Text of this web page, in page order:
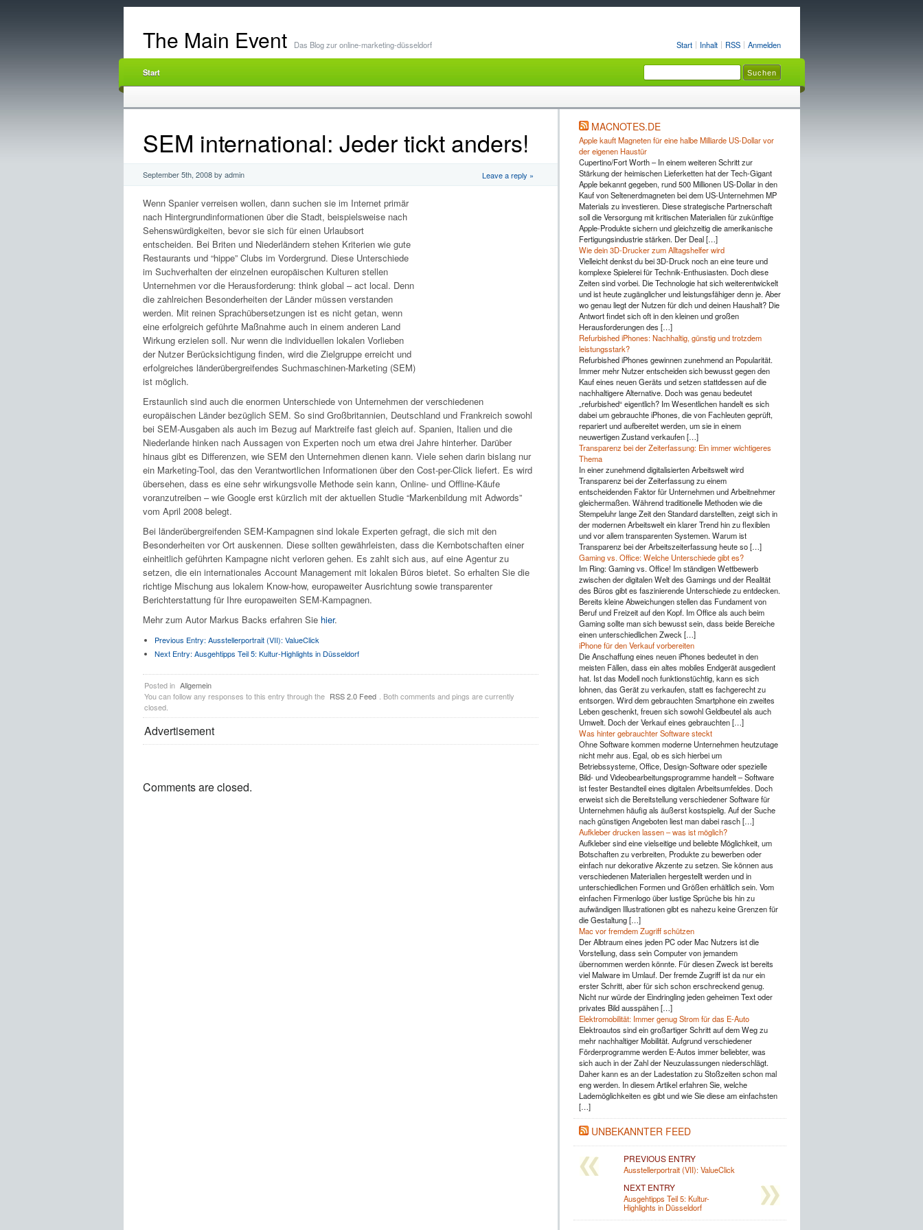
Start Inhalt RSS Anmelden
The Main Event Das Blog zur online-marketing-düsseldorf
Start
SEM international: Jeder tickt anders!
September 5th, 2008 by admin Leave a reply »
Wenn Spanier verreisen wollen, dann suchen sie im Internet primär
nach Hintergrundinformationen über die Stadt, beispielsweise nach
Sehenswürdigkeiten, bevor sie sich für einen Urlaubsort
entscheiden. Bei Briten und Niederländern stehen Kriterien wie gute
Restaurants und “hippe” Clubs im Vordergrund. Diese Unterschiede
im Suchverhalten der einzelnen europäischen Kulturen stellen
Unternehmen vor die Herausforderung: think global – act local. Denn
die zahlreichen Besonderheiten der Länder müssen verstanden
werden. Mit reinen Sprachübersetzungen ist es nicht getan, wenn
eine erfolgreich geführte Maßnahme auch in einem anderen Land
Wirkung erzielen soll. Nur wenn die individuellen lokalen Vorlieben
der Nutzer Berücksichtigung finden, wird die Zielgruppe erreicht und
erfolgreiches länderübergreifendes Suchmaschinen-Marketing (SEM)
ist möglich.
Erstaunlich sind auch die enormen Unterschiede von Unternehmen der verschiedenen
europäischen Länder bezüglich SEM. So sind Großbritannien, Deutschland und Frankreich sowohl
bei SEM-Ausgaben als auch im Bezug auf Marktreife fast gleich auf. Spanien, Italien und die
Niederlande hinken nach Aussagen von Experten noch um etwa drei Jahre hinterher. Darüber
hinaus gibt es Differenzen, wie SEM den Unternehmen dienen kann. Viele sehen darin bislang nur
ein Marketing-Tool, das den Verantwortlichen Informationen über den Cost-per-Click liefert. Es wird
übersehen, dass es eine sehr wirkungsvolle Methode sein kann, Online- und Offline-Käufe
voranzutreiben – wie Google erst kürzlich mit der aktuellen Studie “Markenbildung mit Adwords”
vom April 2008 belegt.
Bei länderübergreifenden SEM-Kampagnen sind lokale Experten gefragt, die sich mit den
Besonderheiten vor Ort auskennen. Diese sollten gewährleisten, dass die Kernbotschaften einer
einheitlich geführten Kampagne nicht verloren gehen. Es zahlt sich aus, auf eine Agentur zu
setzen, die ein internationales Account Management mit lokalen Büros bietet. So erhalten Sie die
richtige Mischung aus lokalem Know-how, europaweiter Ausrichtung sowie transparenter
Berichterstattung für Ihre europaweiten SEM-Kampagnen.
Mehr zum Autor Markus Backs erfahren Sie hier.
Previous Entry: Ausstellerportrait (VII): ValueClick
Next Entry: Ausgehtipps Teil 5: Kultur-Highlights in Düsseldorf
Posted in Allgemein
You can follow any responses to this entry through the RSS 2.0 Feed
. Both comments and pings are currently
closed.
Advertisement
Comments are closed.
MACNOTES.DE
Apple kauft Magneten für eine halbe Milliarde US-Dollar vor
der eigenen Haustür
Cupertino/Fort Worth – In einem weiteren Schritt zur
Stärkung der heimischen Lieferketten hat der Tech-Gigant
Apple bekannt gegeben, rund 500 Millionen US-Dollar in den
Kauf von Seltenerdmagneten bei dem US-Unternehmen MP
Materials zu investieren. Diese strategische Partnerschaft
soll die Versorgung mit kritischen Materialien für zukünftige
Apple-Produkte sichern und gleichzeitig die amerikanische
Fertigungsindustrie stärken. Der Deal […]
Wie dein 3D-Drucker zum Alltagshelfer wird
Vielleicht denkst du bei 3D-Druck noch an eine teure und
komplexe Spielerei für Technik-Enthusiasten. Doch diese
Zeiten sind vorbei. Die Technologie hat sich weiterentwickelt
und ist heute zugänglicher und leistungsfähiger denn je. Aber
wo genau liegt der Nutzen für dich und deinen Haushalt? Die
Antwort findet sich oft in den kleinen und großen
Herausforderungen des […]
Refurbished iPhones: Nachhaltig, günstig und trotzdem
leistungsstark?
Refurbished iPhones gewinnen zunehmend an Popularität.
Immer mehr Nutzer entscheiden sich bewusst gegen den
Kauf eines neuen Geräts und setzen stattdessen auf die
nachhaltigere Alternative. Doch was genau bedeutet
„refurbished“ eigentlich? Im Wesentlichen handelt es sich
dabei um gebrauchte iPhones, die von Fachleuten geprüft,
repariert und aufbereitet werden, um sie in einem
neuwertigen Zustand verkaufen […]
Transparenz bei der Zeiterfassung: Ein immer wichtigeres
Thema
In einer zunehmend digitalisierten Arbeitswelt wird
Transparenz bei der Zeiterfassung zu einem
entscheidenden Faktor für Unternehmen und Arbeitnehmer
gleichermaßen. Während traditionelle Methoden wie die
Stempeluhr lange Zeit den Standard darstellten, zeigt sich in
der modernen Arbeitswelt ein klarer Trend hin zu flexiblen
und vor allem transparenten Systemen. Warum ist
Transparenz bei der Arbeitszeiterfassung heute so […]
Gaming vs. Office: Welche Unterschiede gibt es?
Im Ring: Gaming vs. Office! Im ständigen Wettbewerb
zwischen der digitalen Welt des Gamings und der Realität
des Büros gibt es faszinierende Unterschiede zu entdecken.
Bereits kleine Abweichungen stellen das Fundament von
Beruf und Freizeit auf den Kopf. Im Office als auch beim
Gaming sollte man sich bewusst sein, dass beide Bereiche
einen unterschiedlichen Zweck […]
iPhone für den Verkauf vorbereiten
Die Anschaffung eines neuen iPhones bedeutet in den
meisten Fällen, dass ein altes mobiles Endgerät ausgedient
hat. Ist das Modell noch funktionstüchtig, kann es sich
lohnen, das Gerät zu verkaufen, statt es fachgerecht zu
entsorgen. Wird dem gebrauchten Smartphone ein zweites
Leben geschenkt, freuen sich sowohl Geldbeutel als auch
Umwelt. Doch der Verkauf eines gebrauchten […]
Was hinter gebrauchter Software steckt
Ohne Software kommen moderne Unternehmen heutzutage
nicht mehr aus. Egal, ob es sich hierbei um
Betriebssysteme, Office, Design-Software oder spezielle
Bild- und Videobearbeitungsprogramme handelt – Software
ist fester Bestandteil eines digitalen Arbeitsumfeldes. Doch
erweist sich die Bereitstellung verschiedener Software für
Unternehmen häufig als äußerst kostspielig. Auf der Suche
nach günstigen Angeboten liest man dabei rasch […]
Aufkleber drucken lassen – was ist möglich?
Aufkleber sind eine vielseitige und beliebte Möglichkeit, um
Botschaften zu verbreiten, Produkte zu bewerben oder
einfach nur dekorative Akzente zu setzen. Sie können aus
verschiedenen Materialien hergestellt werden und in
unterschiedlichen Formen und Größen erhältlich sein. Vom
einfachen Firmenlogo über lustige Sprüche bis hin zu
aufwändigen Illustrationen gibt es nahezu keine Grenzen für
die Gestaltung […]
Mac vor fremdem Zugriff schützen
Der Albtraum eines jeden PC oder Mac Nutzers ist die
Vorstellung, dass sein Computer von jemandem
übernommen werden könnte. Für diesen Zweck ist bereits
viel Malware im Umlauf. Der fremde Zugriff ist da nur ein
erster Schritt, aber für sich schon erschreckend genug.
Nicht nur würde der Eindringling jeden geheimen Text oder
privates Bild ausspähen […]
Elektromobilität: Immer genug Strom für das E-Auto
Elektroautos sind ein großartiger Schritt auf dem Weg zu
mehr nachhaltiger Mobilität. Aufgrund verschiedener
Förderprogramme werden E-Autos immer beliebter, was
sich auch in der Zahl der Neuzulassungen niederschlägt.
Daher kann es an der Ladestation zu Stoßzeiten schon mal
eng werden. In diesem Artikel erfahren Sie, welche
Lademöglichkeiten es gibt und wie Sie diese am einfachsten
[…]
UNBEKANNTER FEED
PREVIOUS ENTRY
Ausstellerportrait (VII): ValueClick
NEXT ENTRY
Ausgehtipps Teil 5: Kultur-
Highlights in Düsseldorf